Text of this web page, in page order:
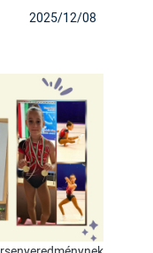
2025/12/08